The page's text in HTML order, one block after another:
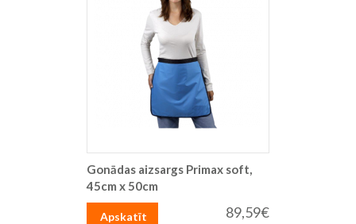
Gonādas aizsargs Primax soft,
45cm x 50cm
89,59€
Apskatīt